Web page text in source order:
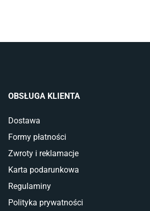
Wanny Cersanit
Sypialnia
Wykładzina do sypialni
Szafy do sypialni
Łóżka z pojemnikiem
Materace piankowe
Kinkiety do sypialni
OBSŁUGA KLIENTA
Dostawa
Formy płatności
Zwroty i reklamacje
Karta podarunkowa
Regulaminy
Polityka prywatności